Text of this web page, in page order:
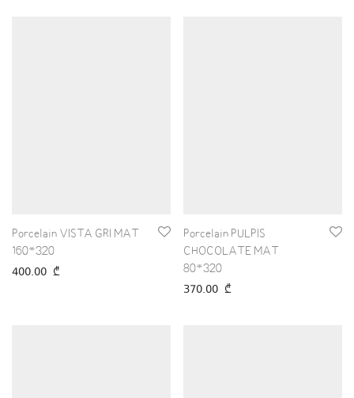
Porcelain VISTA GRI MAT
160*320
400.00 ₾
Porcelain PULPIS
CHOCOLATE MAT
80*320
370.00 ₾